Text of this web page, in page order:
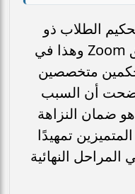
الطلاب ذو
الأولوية المتأهلين خلال تطبيق Zoom وهذا في
محكمين متخصصين
أن السبب
ضمان النزاهة
تمهيدًا
المراحل النهائية